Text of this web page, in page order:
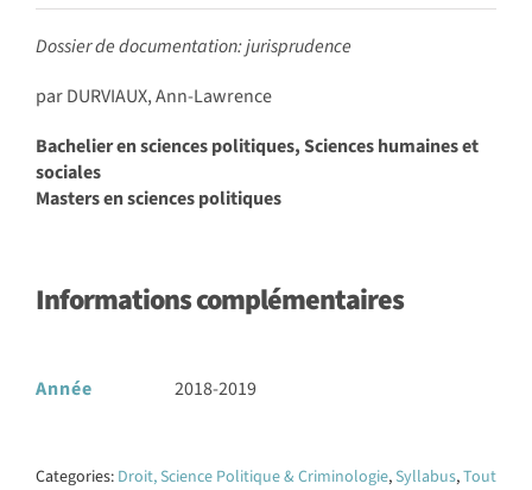
Dossier de documentation: jurisprudence
par DURVIAUX, Ann-Lawrence
Bachelier en sciences politiques, Sciences humaines et
sociales
Masters en sciences politiques
Informations complémentaires
Année 2018-2019
Categories: Droit, Science Politique & Criminologie,Syllabus,Tout